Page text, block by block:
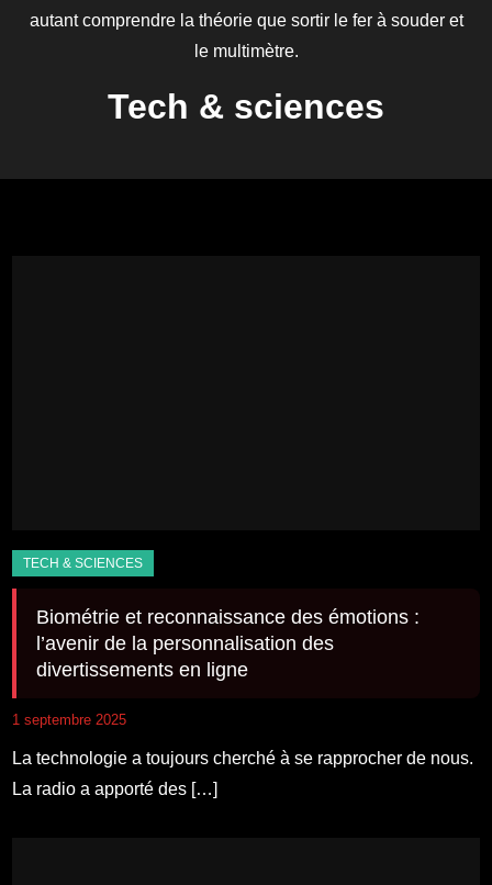
autant comprendre la théorie que sortir le fer à souder et
le multimètre.
Tech & sciences
Biométrie et reconnaissance des émotions :
l’avenir de la personnalisation des
divertissements en ligne
1 septembre 2025
La technologie a toujours cherché à se rapprocher de nous.
La radio a apporté des […]